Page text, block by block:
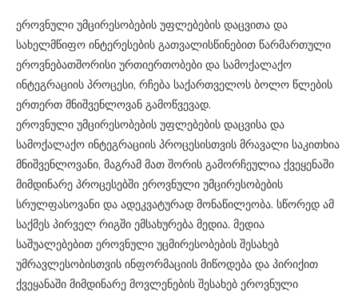
ეროვნული უმცირესობების უფლებების დაცვითა და
სახელმწიფო ინტერესების გათვალისწინებით წარმართული
ეროვნებათშორისი ურთიერთობები და სამოქალაქო
ინტეგრაციის პროცესი, რჩება საქართველოს ბოლო წლების
ერთერთ მნიშვენლოვან გამოწვევად.
ეროვნული უმცირესობების უფლებების დაცვისა და
სამოქალაქო ინტეგრაციის პროცესისთვის მრავალი საკითხია
მნიშვენლოვანი, მაგრამ მათ შორის გამორჩეულია ქვეყენაში
მიმდინარე პროცესებში ეროვნული უმცირესობების
სრულფასოვანი და ადეკვატურად მონაწილეობა. სწორედ ამ
საქმეს პირველ რიგში ემსახურება მედია. მედია
საშუალებებით ეროვნული უცმირესობების შესახებ
უმრავლესობისთვის ინფორმაციის მიწოდება და პირიქით
ქვეყანაში მიმდინარე მოვლენების შესახებ ეროვნული